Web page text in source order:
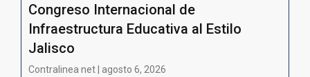
Congreso Internacional de
Infraestructura Educativa al Estilo
Jalisco
Contralinea net | agosto 6, 2026